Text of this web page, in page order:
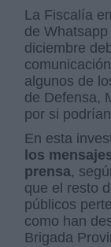
La Fiscalía
de
diciembre
algunos de
de Defensa,
por si
En esta
los
prensa,
que el resto
públicos
como han
Brigada